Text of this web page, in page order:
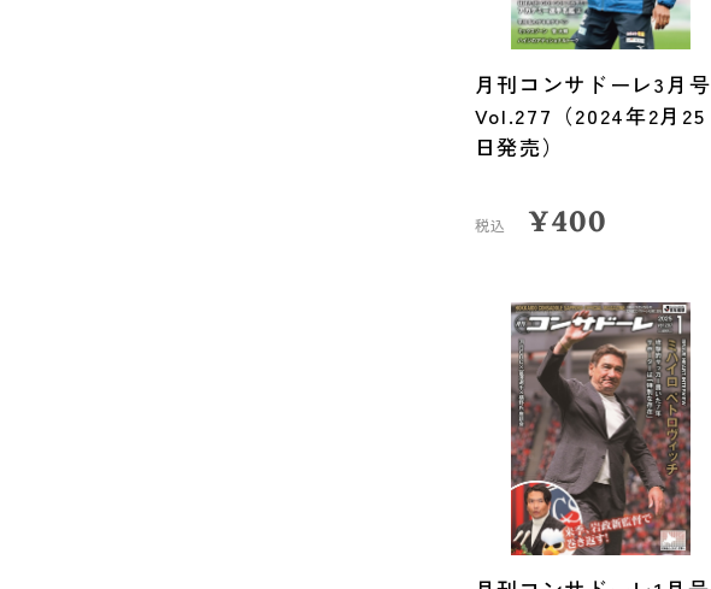
月刊コンサドーレ3月号
Vol.277（2024年2月25
日発売）
税込 ¥400